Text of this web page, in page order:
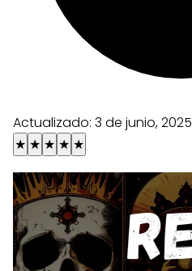
Actualizado: 3 de junio, 2025
★ ★ ★ ★ ★